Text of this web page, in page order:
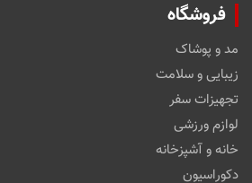
فروشگاه
مد و پوشاک
زیبایی و سلامت
تجهیزات سفر
لوازم ورزشی
خانه و آشپزخانه
دکوراسیون